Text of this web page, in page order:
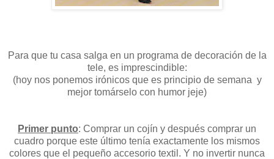
Para que tu casa salga en un programa de decoración de la
tele, es imprescindible:
(hoy nos ponemos irónicos que es principio de semana y
mejor tomárselo con humor jeje)
Primer punto: Comprar un cojín y después comprar un
cuadro porque este último tenía exactamente los mismos
colores que el pequeño accesorio textil. Y no invertir nunca